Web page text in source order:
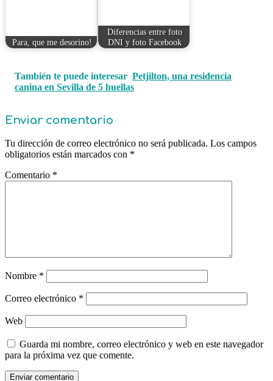
Para, que me desorino!
Diferencias entre foto
DNI y foto Facebook
También te puede interesar Petjilton, una residencia
canina en Sevilla de 5 huellas
Enviar comentario
Tu dirección de correo electrónico no será publicada. Los campos
obligatorios están marcados con *
Comentario *
Nombre *
Correo electrónico *
Web
Guarda mi nombre, correo electrónico y web en este navegador
para la próxima vez que comente.